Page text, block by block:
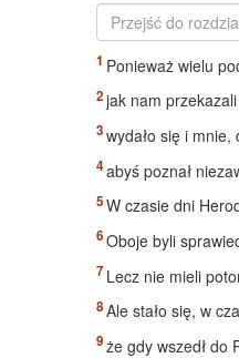
Ponieważ wielu
jak nam
wydało się i
abyś poznał
W czasie dni
Oboje byli
Lecz nie mieli
Ale stało się, w
że gdy wszedł do